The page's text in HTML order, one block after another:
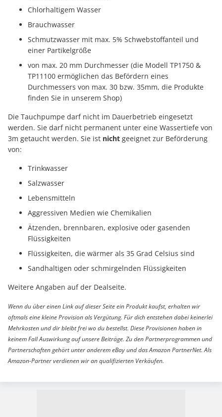
Chlorhaltigem Wasser
Brauchwasser
Schmutzwasser mit max. 5% Schwebstoffanteil und
einer Partikelgröße
von max. 20 mm Durchmesser (die Modell TP1750 &
TP11100 ermöglichen das Befördern eines
Durchmessers von max. 30 bzw. 35mm, die Produkte
finden Sie in unserem Shop)
Die Tauchpumpe darf nicht im Dauerbetrieb eingesetzt
werden. Sie darf nicht permanent unter eine Wassertiefe von
3m getaucht werden. Sie ist nicht geeignet zur Beförderung
von:
Trinkwasser
Salzwasser
Lebensmitteln
Aggressiven Medien wie Chemikalien
Ätzenden, brennbaren, explosive oder gasenden
Flüssigkeiten
Flüssigkeiten, die wärmer als 35 Grad Celsius sind
Sandhaltigen oder schmirgelnden Flüssigkeiten
Weitere Angaben auf der Dealseite.
Wenn du über einen Link auf dieser Seite ein Produkt kaufst, erhalten wir
oftmals eine kleine Provision als Vergütung. Für dich entstehen dabei keinerlei
Mehrkosten und dir bleibt frei wo du bestellst. Diese Provisionen haben in
keinem Fall Auswirkung auf unsere Beiträge. Zu den Partnerprogrammen und
Partnerschaften gehört unter anderem eBay und das Amazon PartnerNet. Als
Amazon-Partner verdienen wir an qualifizierten Verkäufen.